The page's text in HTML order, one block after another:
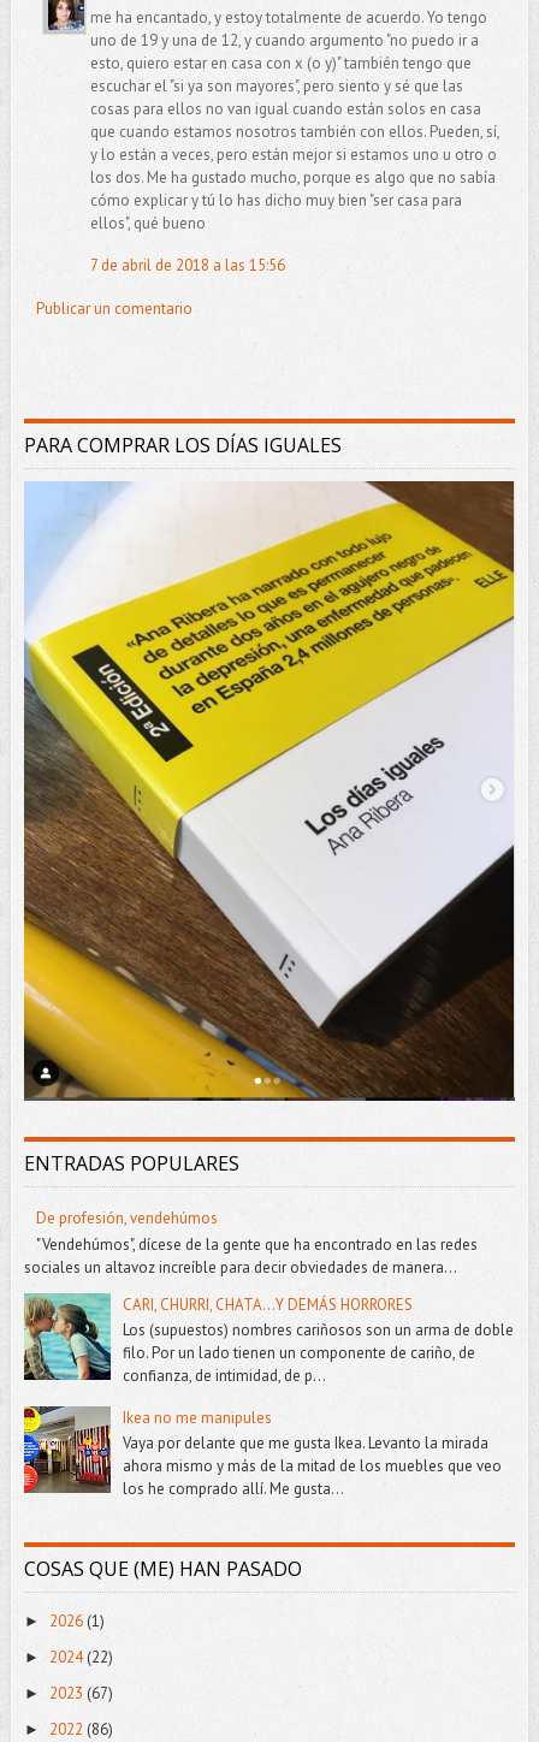
me ha encantado, y estoy totalmente de acuerdo. Yo tengo
uno de 19 y una de 12, y cuando argumento "no puedo ir a
esto, quiero estar en casa con x (o y)" también tengo que
escuchar el "si ya son mayores", pero siento y sé que las
cosas para ellos no van igual cuando están solos en casa
que cuando estamos nosotros también con ellos. Pueden, sí,
y lo están a veces, pero están mejor si estamos uno u otro o
los dos. Me ha gustado mucho, porque es algo que no sabía
cómo explicar y tú lo has dicho muy bien "ser casa para
ellos", qué bueno
7 de abril de 2018 a las 15:56
Publicar un comentario
PARA COMPRAR LOS DÍAS IGUALES
ENTRADAS POPULARES
De profesión, vendehúmos
"Vendehúmos", dícese de la gente que ha encontrado en las redes
sociales un altavoz increíble para decir obviedades de manera...
CARI, CHURRI, CHATA...Y DEMÁS HORRORES
Los (supuestos) nombres cariñosos son un arma de doble
filo. Por un lado tienen un componente de cariño, de
confianza, de intimidad, de p...
Ikea no me manipules
Vaya por delante que me gusta Ikea. Levanto la mirada
ahora mismo y más de la mitad de los muebles que veo
los he comprado allí. Me gusta...
COSAS QUE (ME) HAN PASADO
► 2026(1)
► 2024(22)
► 2023 (67)
► 2022 (86)